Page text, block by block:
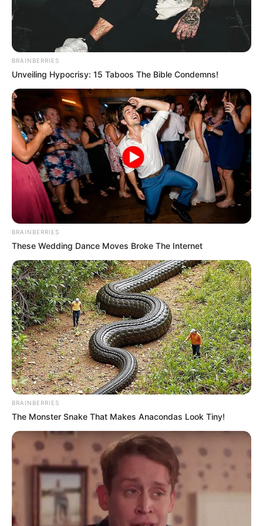
BRAINBERRIES
Unveiling Hypocrisy: 15 Taboos The Bible Condemns!
BRAINBERRIES
These Wedding Dance Moves Broke The Internet
BRAINBERRIES
The Monster Snake That Makes Anacondas Look Tiny!